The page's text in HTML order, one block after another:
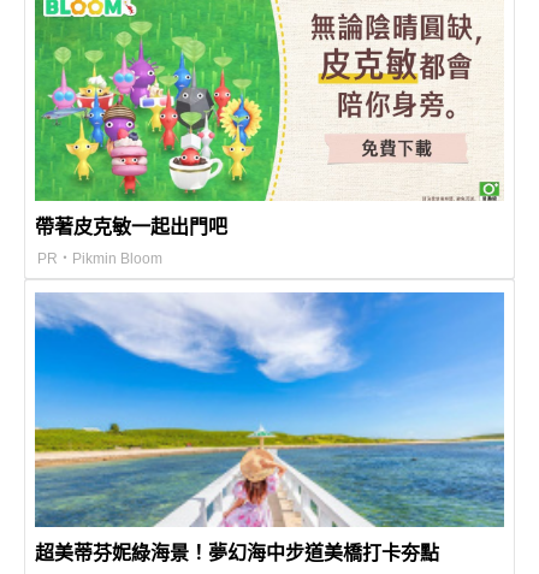
帶著皮克敏一起出門吧
PR・Pikmin Bloom
超美蒂芬妮綠海景！夢幻海中步道美橋打卡夯點